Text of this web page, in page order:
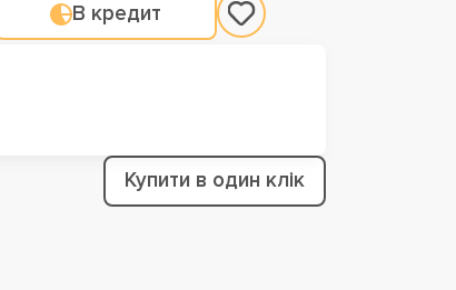
В кредит
Купити в один клік